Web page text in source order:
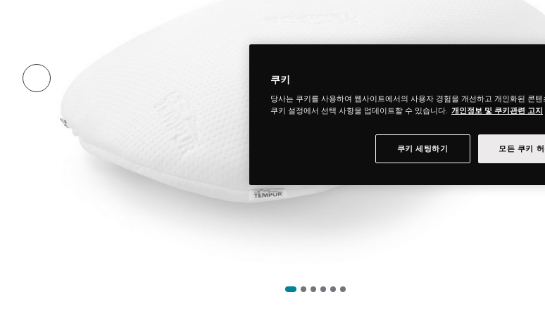
쿠키
당사는 쿠키를 사용하여 웹사이트에서의 사용자 경험을 개선하고 개인화된 콘
쿠키 설정에서 선택 사항을 업데이트할 수 있습니다. 개인정보 및 쿠키관련 고지
모든 쿠키
쿠키 세팅하기